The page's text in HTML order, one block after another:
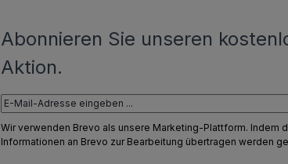
Abonnieren Sie unseren
Aktion.
Wir verwenden Brevo als unsere Marketing-Plattform. Indem
Informationen an Brevo zur Bearbeitung übertragen werden